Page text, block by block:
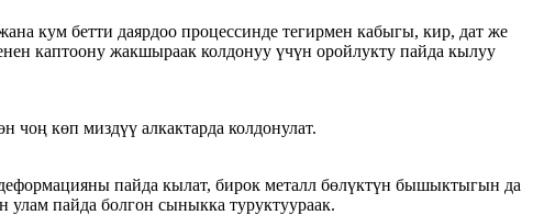
кум бетти даярдоо процессинде тегирмен кабыгы, кир, дат же
каптоону жакшыраак колдонуу үчүн оройлукту пайда кылуу
чоң көп миздүү алкактарда колдонулат.
пайда кылат, бирок металл бөлүктүн бышыктыгын да
улам пайда болгон сыныкка туруктуураак.